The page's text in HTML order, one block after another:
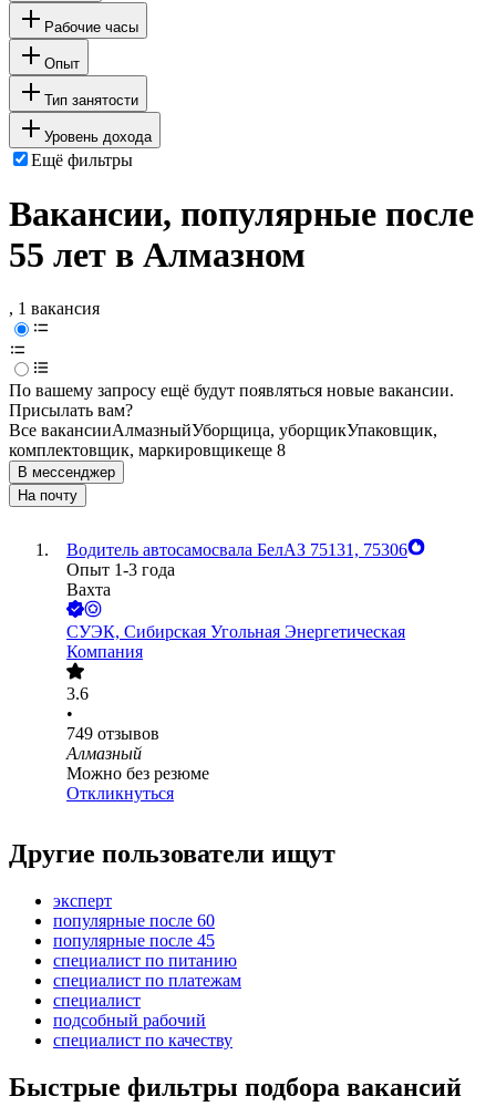
Рабочие часы
Опыт
Тип занятости
Уровень дохода
Ещё фильтры
Вакансии, популярные после
55 лет в Алмазном
, 1 вакансия
По вашему запросу ещё будут появляться новые вакансии.
Присылать вам?
Все вакансииАлмазныйУборщица, уборщикУпаковщик,
комплектовщик, маркировщикеще 8
В мессенджер
На почту
Водитель автосамосвала БелАЗ 75131, 75306
Опыт 1-3 года
Вахта
СУЭК, Сибирская Угольная Энергетическая
Компания
3.6
•
749 отзывов
Алмазный
Можно без резюме
Откликнуться
Другие пользователи ищут
эксперт
популярные после 60
популярные после 45
специалист по питанию
специалист по платежам
специалист
подсобный рабочий
специалист по качеству
Быстрые фильтры подбора вакансий